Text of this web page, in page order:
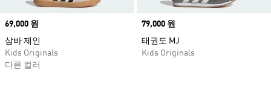
Price
69,000 원
삼바 제인
Kids Originals
다른 컬러
Price
79,000 원
태권도 MJ
Kids Originals